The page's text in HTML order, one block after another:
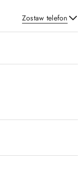
Zostaw telefon